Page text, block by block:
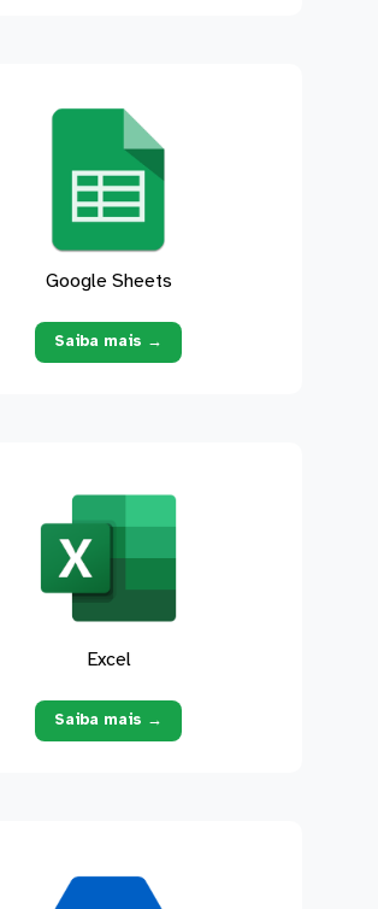
Google Sheets
Saiba mais →
Excel
Saiba mais →